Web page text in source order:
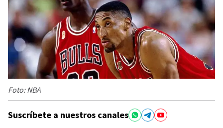
Foto: NBA
Suscríbete a nuestros canales